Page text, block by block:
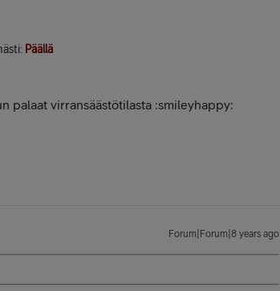
Päällä
palaat virransäästötilasta :smileyhappy:
Forum|Forum|8 years ago